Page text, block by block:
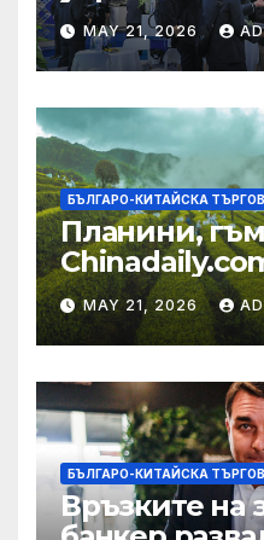
екосистема
MAY 21, 2026
БЪЛГАРО-КИТАЙСКА
Планини,
MAY 21, 2026
БЪЛГАРО-КИТАЙСКА
Връзките на